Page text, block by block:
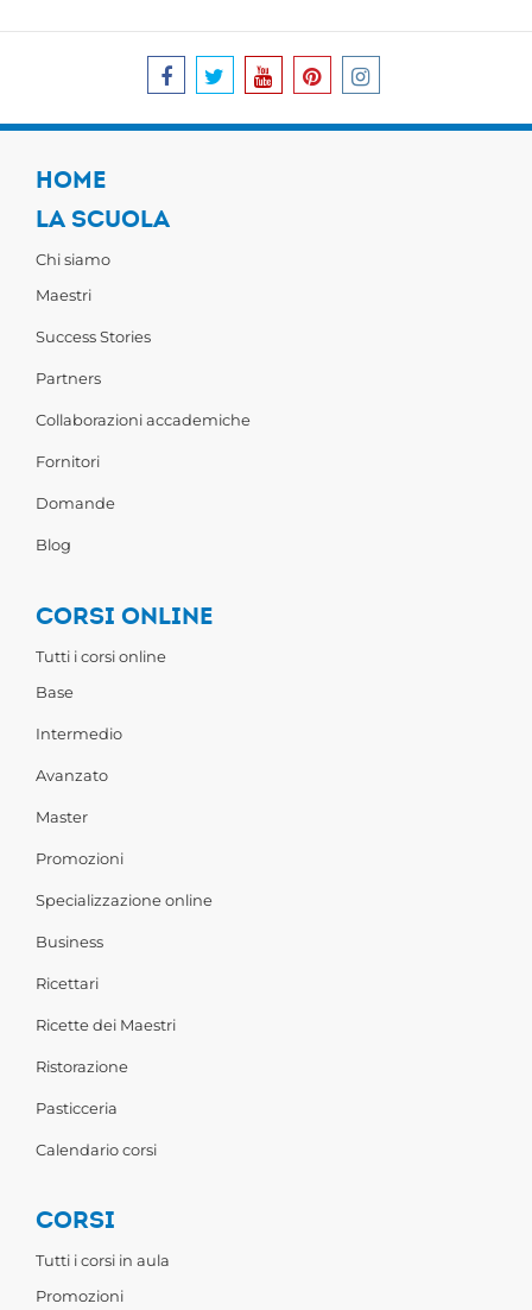
HOME
LA SCUOLA
Chi siamo
Maestri
Success Stories
Partners
Collaborazioni accademiche
Fornitori
Domande
Blog
CORSI ONLINE
Tutti i corsi online
Base
Intermedio
Avanzato
Master
Promozioni
Specializzazione online
Business
Ricettari
Ricette dei Maestri
Ristorazione
Pasticceria
Calendario corsi
CORSI
Tutti i corsi in aula
Promozioni